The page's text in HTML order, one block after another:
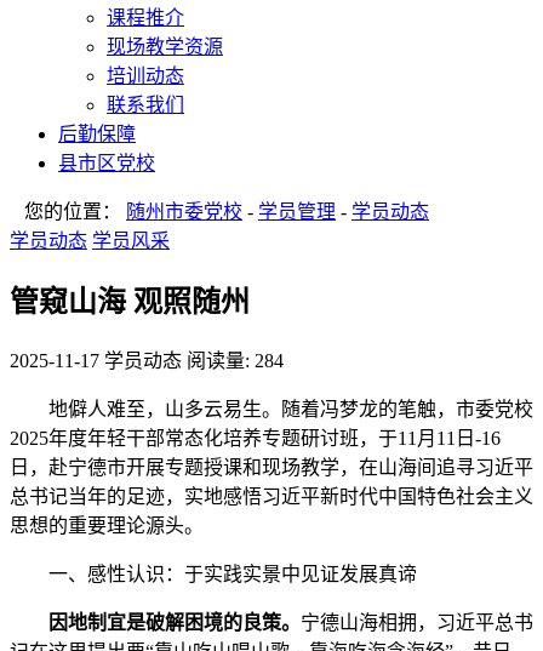
课程推介
现场教学资源
培训动态
联系我们
后勤保障
县市区党校
您的位置： 随州市委党校 - 学员管理 - 学员动态
学员动态 学员风采
管窥山海 观照随州
2025-11-17 学员动态 阅读量: 284
地僻人难至，山多云易生。随着冯梦龙的笔触，市委党校
2025年度年轻干部常态化培养专题研讨班，于11月11日-16
日，赴宁德市开展专题授课和现场教学，在山海间追寻习近平
总书记当年的足迹，实地感悟习近平新时代中国特色社会主义
思想的重要理论源头。
一、感性认识：于实践实景中见证发展真谛
因地制宜是破解困境的良策。 宁德山海相拥，习近平总书